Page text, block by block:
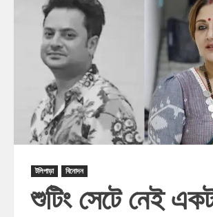
টলিপাড়া বিনোদন
শুটিং সেটে নেই